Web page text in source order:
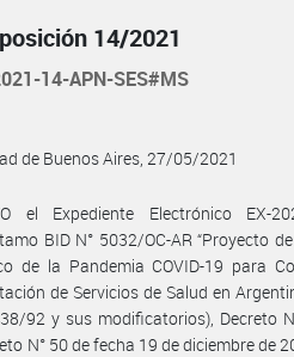
14/2021
14-APN-SES#MS
de Buenos Aires, 27/05/2021
el Expediente Electrónico EX-
BID N° 5032/OC-AR “Proyecto
de la Pandemia COVID-19 para
de Servicios de Salud en
92 y sus modificatorios), Decreto
N° 50 de fecha 19 de diciembre de